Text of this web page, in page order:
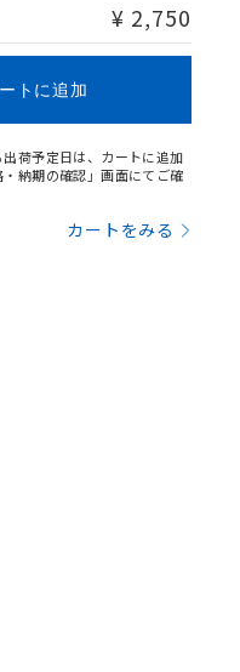
¥ 2,750
トに追加
荷予定日は、カートに追加
納期の確認」画面にてご確
カートをみる